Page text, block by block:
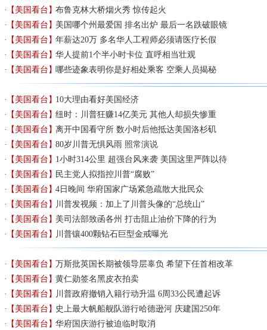
【美国看台】布鲁克林大桥烟火秀 惊传起火
【美国看台】美国哪个州最爱国 排名出炉 最后一名跌破眼镜
【美国看台】年薪达20万 多名华人工程师必须请医疗长假
【美国看台】华人提前1个半小时卡位 直呼相当壮观
【美国看台】哪些迹象表明你是好相处乘客 空乘人员揭秘
【美国看台】10大理由看好美国经济
【美国看台】纽时：川普狂赚14亿美元 其他人却损失惨重
【美国看台】离开中国看守所 数小时后他抵达美国洛杉矶
【美国看台】80岁川普无惧风雨 照常演说
【美国看台】1小时314公里 超强台风来袭 美国这里严阵以待
【美国看台】 民主党人拟指控川普“腐败”
【美国看台】4日晚间 华府国家广场紧急疏散大批民众
【美国看台】 川普发视频：加上了川普头像的“总统山”
【美国看台】美司法部致函各州 打击阻止油价下降的行为
【美国看台】 川普镶400颗钻石巨型金戒曝光
【美国看台】万斯批英国长期被领导层辜负 希望下任首相改革
【美国看台】黄仁勋签名黑皮衣拍卖
【美国看台】 川普政府撤销入籍行动升温 6周33公民遭起诉
【美国看台】 史上最大帆船舰队游行哈德逊河 庆建国250年
【美国看台】华府国庆游行被迫临时取消